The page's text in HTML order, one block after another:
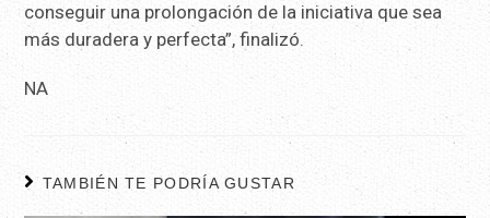
conseguir una prolongación de la iniciativa que sea
más duradera y perfecta”, finalizó.
NA
TAMBIÉN TE PODRÍA GUSTAR